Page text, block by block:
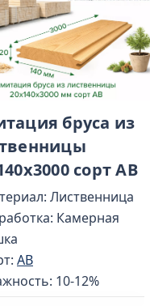
бруса из
cорт АB
Лиственница
Камерная
AB
10-12%